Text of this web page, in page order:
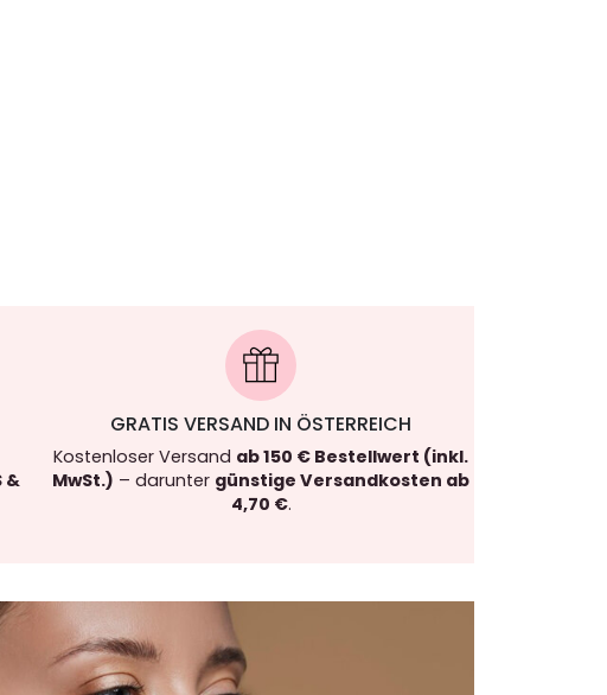
&
GRATIS VERSAND IN ÖSTERREICH
Kostenloser Versand ab 150 € Bestellwert (inkl.
MwSt.) – darunter günstige Versandkosten ab
4,70 €.